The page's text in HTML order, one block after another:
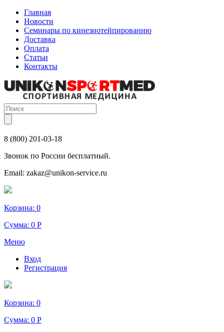
Главная
Новости
Семинары по кинезиотейпированию
Доставка
Оплата
Статьи
Контакты
8 (800) 201-03-18
Звонок по России бесплатный.
Email: zakaz@unikon-service.ru
Корзина: 0
Сумма: 0 Р
Меню
Вход
Регистрация
Корзина: 0
Сумма: 0 Р